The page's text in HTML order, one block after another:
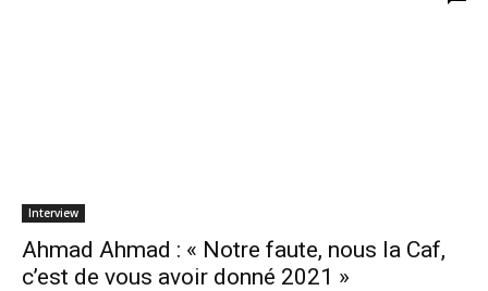
Interview
Ahmad Ahmad : « Notre faute, nous la Caf,
c’est de vous avoir donné 2021 »